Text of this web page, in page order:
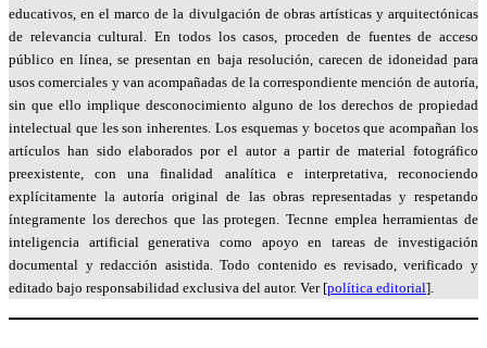
educativos, en el marco de la divulgación de obras artísticas y arquitectónicas
de relevancia cultural. En todos los casos, proceden de fuentes de acceso
público en línea, se presentan en baja resolución, carecen de idoneidad para
usos comerciales y van acompañadas de la correspondiente mención de autoría,
sin que ello implique desconocimiento alguno de los derechos de propiedad
intelectual que les son inherentes. Los esquemas y bocetos que acompañan los
artículos han sido elaborados por el autor a partir de material fotográfico
preexistente, con una finalidad analítica e interpretativa, reconociendo
explícitamente la autoría original de las obras representadas y respetando
íntegramente los derechos que las protegen. Tecnne emplea herramientas de
inteligencia artificial generativa como apoyo en tareas de investigación
documental y redacción asistida. Todo contenido es revisado, verificado y
editado bajo responsabilidad exclusiva del autor. Ver [política editorial].